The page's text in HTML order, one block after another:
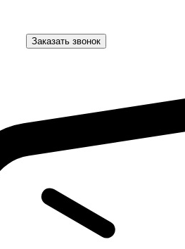
Заказать звонок